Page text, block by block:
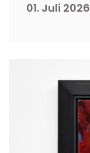
01. Juli